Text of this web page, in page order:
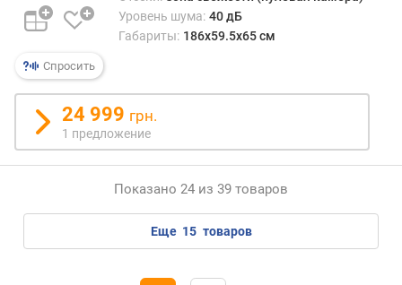
/
с
т
)
л
о
Спросить
Уровень шума: 40 дБ
Габариты: 186х59.5х65 см
24 999 грн.
1 предложение
Показано 24 из 39 товаров
еще 15 товаров